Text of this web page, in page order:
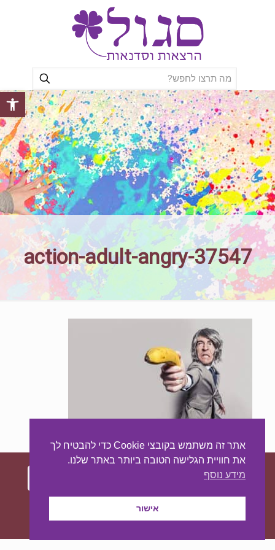
פתח
action-adult-angry-37547
עיצוב ובניית האתר:מאסטר סייט - יצירת נוכחות
באינטרנט
אתר זה משתמש בקובצי Cookie כדי להבטיח לך
את חוויית הגלישה הטובה ביותר באתר שלנו.
מידע נוסף
אישור